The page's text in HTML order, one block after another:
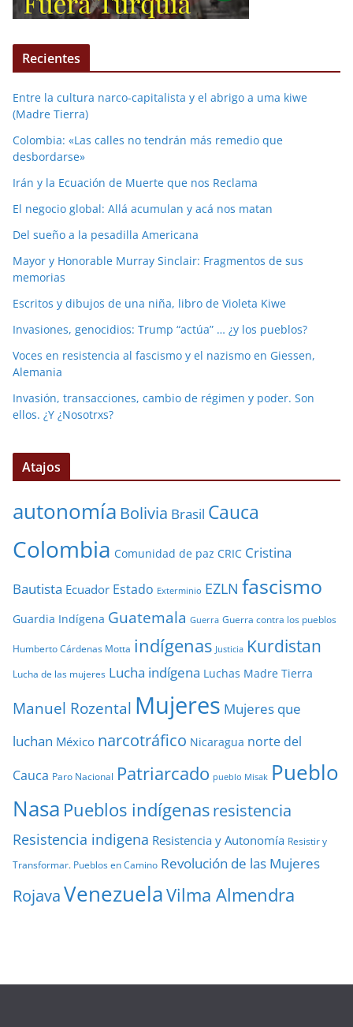
Recientes
Entre la cultura narco-capitalista y el abrigo a uma kiwe
(Madre Tierra)
Colombia: «Las calles no tendrán más remedio que
desbordarse»
Irán y la Ecuación de Muerte que nos Reclama
El negocio global: Allá acumulan y acá nos matan
Del sueño a la pesadilla Americana
Mayor y Honorable Murray Sinclair: Fragmentos de sus
memorias
Escritos y dibujos de una niña, libro de Violeta Kiwe
Invasiones, genocidios: Trump “actúa” … ¿y los pueblos?
Voces en resistencia al fascismo y el nazismo en Giessen,
Alemania
Invasión, transacciones, cambio de régimen y poder. Son
ellos. ¿Y ¿Nosotrxs?
Atajos
autonomía Bolivia Brasil Cauca
Colombia Comunidad de paz CRIC Cristina
Bautista Ecuador Estado Exterminio EZLN fascismo
Guardia Indígena Guatemala Guerra Guerra contra los pueblos
Humberto Cárdenas Motta indígenas Justicia Kurdistan
Lucha de las mujeres Lucha indígena Luchas Madre Tierra
Manuel Rozental Mujeres Mujeres que
luchan México narcotráfico Nicaragua norte del
Cauca Paro Nacional Patriarcado pueblo Misak Pueblo
Nasa Pueblos indígenasresistencia
Resistencia indigena Resistencia y Autonomía Resistir y
Transformar. Pueblos en Camino Revolución de las Mujeres
RojavaVenezuelaVilma Almendra